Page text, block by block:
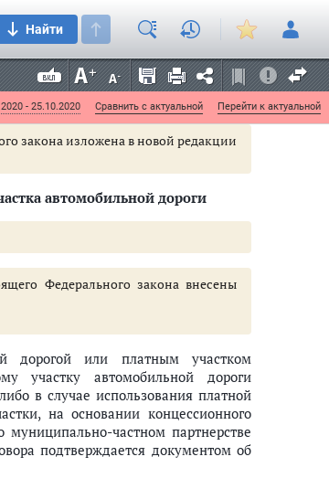
Найти
- 25.10.2020 Сравнить с актуальной Перейти к актуальной
или автомобильной дороги,
соглашения для строительства,
дороги, содержащей платные
кадастровой стоимости этих
земельные участки, переданные
закона изложена в новой редакции
автомобильной дороги
Федерального закона внесены
дорогой или платным участком
участку автомобильной дороги
в случае использования платной
на основании концессионного
муниципально-частном партнерстве
подтверждается документом об